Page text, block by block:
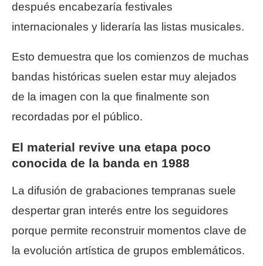
después encabezaría festivales
internacionales y lideraría las listas musicales.
Esto demuestra que los comienzos de muchas
bandas históricas suelen estar muy alejados
de la imagen con la que finalmente son
recordadas por el público.
El material revive una etapa poco
conocida de la banda en 1988
La difusión de grabaciones tempranas suele
despertar gran interés entre los seguidores
porque permite reconstruir momentos clave de
la evolución artística de grupos emblemáticos.